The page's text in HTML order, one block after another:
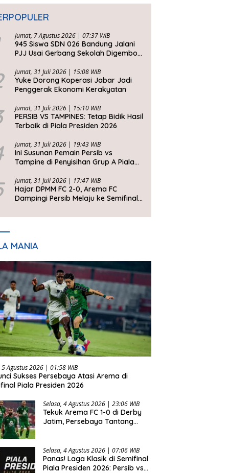
Jumat, 7 Agustus 2026 | 07:37 WIB
945 Siswa SDN 026 Bandung Jalani
PJJ Usai Gerbang Sekolah Digembok
Jumat, 31 Juli 2026 | 15:08 WIB
Yuke Dorong Koperasi Jabar Jadi
Penggerak Ekonomi Kerakyatan
Jumat, 31 Juli 2026 | 15:10 WIB
PERSIB VS TAMPINES: Tetap Bidik Hasil
Terbaik di Piala Presiden 2026
Jumat, 31 Juli 2026 | 19:43 WIB
Ini Susunan Pemain Persib vs
Tampine di Penyisihan Grup A Piala
Jumat, 31 Juli 2026 | 17:47 WIB
Hajar DPMM FC 2-0, Arema FC
Dampingi Persib Melaju ke Semifinal
MANIA
5 Agustus 2026 | 01:58 WIB
Sukses Persebaya Atasi Arema di
Piala Presiden 2026
Selasa, 4 Agustus 2026 | 23:06 WIB
Tekuk Arema FC 1-0 di Derby
Jatim, Persebaya Tantang
Selasa, 4 Agustus 2026 | 07:06 WIB
Panas! Laga Klasik di Semifinal
Piala Presiden 2026: Persib vs